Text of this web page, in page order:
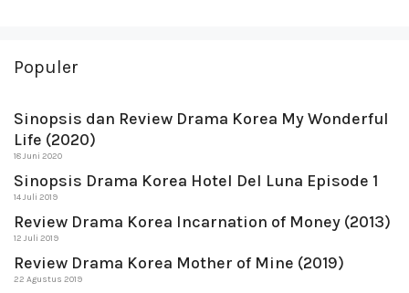
Populer
Sinopsis dan Review Drama Korea My Wonderful
Life (2020)
18 Juni 2020
Sinopsis Drama Korea Hotel Del Luna Episode 1
14 Juli 2019
Review Drama Korea Incarnation of Money (2013)
12 Juli 2019
Review Drama Korea Mother of Mine (2019)
22 Agustus 2019